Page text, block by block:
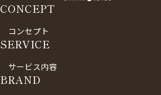
CONCEPT
コンセプト
SERVICE
サービス内容
BRAND